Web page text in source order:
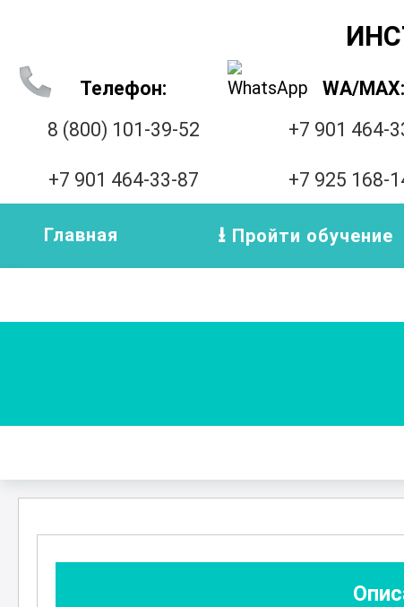
Телефон:
8 (800) 101-39-52
+7 901 464-33-87
WA/MAX:
+7 901 464-
+7 925 168-
Главная Пройти обучение